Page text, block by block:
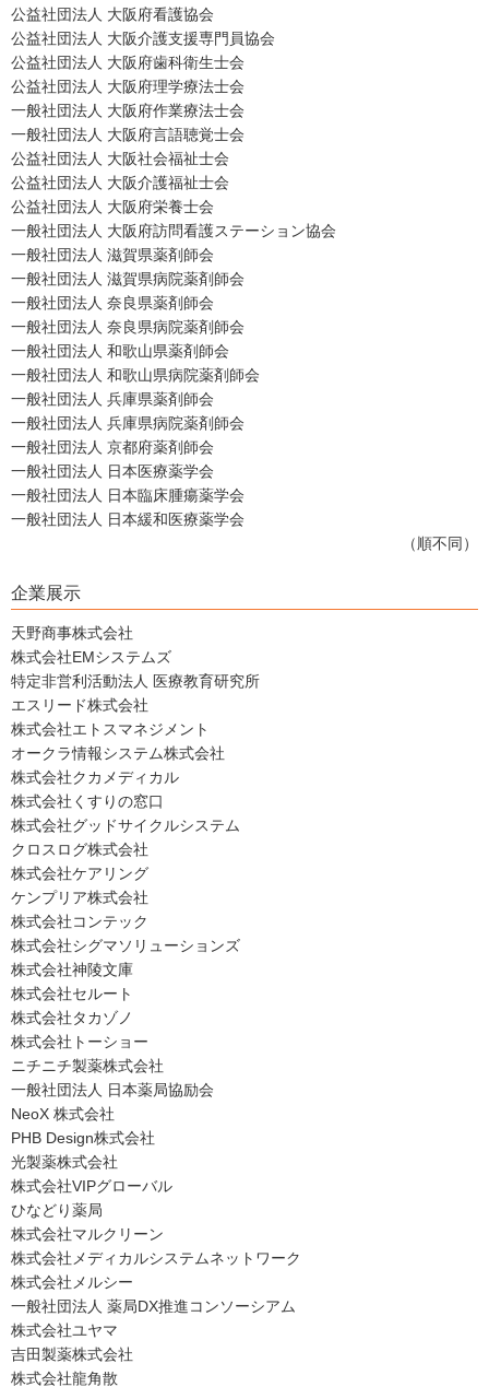
公益社団法人 大阪府看護協会
公益社団法人 大阪介護支援専門員協会
公益社団法人 大阪府歯科衛生士会
公益社団法人 大阪府理学療法士会
一般社団法人 大阪府作業療法士会
一般社団法人 大阪府言語聴覚士会
公益社団法人 大阪社会福祉士会
公益社団法人 大阪介護福祉士会
公益社団法人 大阪府栄養士会
一般社団法人 大阪府訪問看護ステーション協会
一般社団法人 滋賀県薬剤師会
一般社団法人 滋賀県病院薬剤師会
一般社団法人 奈良県薬剤師会
一般社団法人 奈良県病院薬剤師会
一般社団法人 和歌山県薬剤師会
一般社団法人 和歌山県病院薬剤師会
一般社団法人 兵庫県薬剤師会
一般社団法人 兵庫県病院薬剤師会
一般社団法人 京都府薬剤師会
一般社団法人 日本医療薬学会
一般社団法人 日本臨床腫瘍薬学会
一般社団法人 日本緩和医療薬学会
（順不同）
企業展示
天野商事株式会社
株式会社EMシステムズ
特定非営利活動法人 医療教育研究所
エスリード株式会社
株式会社エトスマネジメント
オークラ情報システム株式会社
株式会社クカメディカル
株式会社くすりの窓口
株式会社グッドサイクルシステム
クロスログ株式会社
株式会社ケアリング
ケンプリア株式会社
株式会社コンテック
株式会社シグマソリューションズ
株式会社神陵文庫
株式会社セルート
株式会社タカゾノ
株式会社トーショー
ニチニチ製薬株式会社
一般社団法人 日本薬局協励会
NeoX 株式会社
PHB Design株式会社
光製薬株式会社
株式会社VIPグローバル
ひなどり薬局
株式会社マルクリーン
株式会社メディカルシステムネットワーク
株式会社メルシー
一般社団法人 薬局DX推進コンソーシアム
株式会社ユヤマ
吉田製薬株式会社
株式会社龍角散